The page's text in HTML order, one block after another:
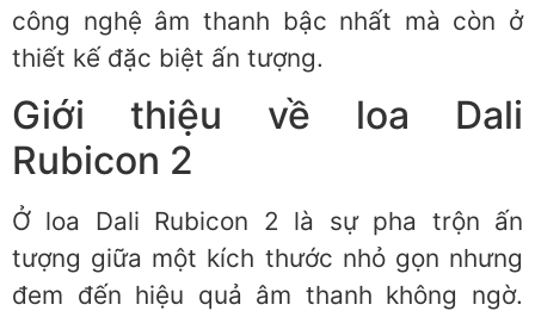
công nghệ âm thanh bậc nhất mà còn ở
thiết kế đặc biệt ấn tượng.
Giới thiệu về loa Dali
Rubicon 2
Ở loa Dali Rubicon 2 là sự pha trộn ấn
tượng giữa một kích thước nhỏ gọn nhưng
đem đến hiệu quả âm thanh không ngờ.